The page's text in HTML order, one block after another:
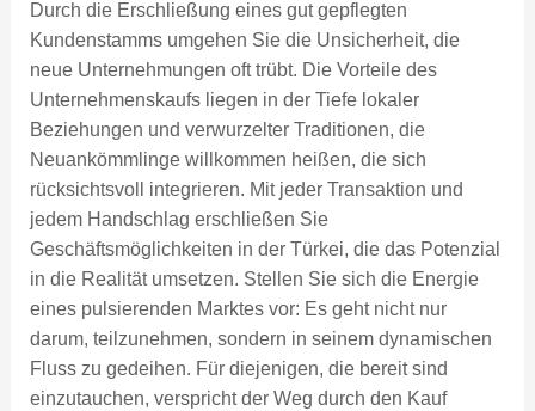
Durch die Erschließung eines gut gepflegten
Kundenstamms umgehen Sie die Unsicherheit, die
neue Unternehmungen oft trübt. Die Vorteile des
Unternehmenskaufs liegen in der Tiefe lokaler
Beziehungen und verwurzelter Traditionen, die
Neuankömmlinge willkommen heißen, die sich
rücksichtsvoll integrieren. Mit jeder Transaktion und
jedem Handschlag erschließen Sie
Geschäftsmöglichkeiten in der Türkei, die das Potenzial
in die Realität umsetzen. Stellen Sie sich die Energie
eines pulsierenden Marktes vor: Es geht nicht nur
darum, teilzunehmen, sondern in seinem dynamischen
Fluss zu gedeihen. Für diejenigen, die bereit sind
einzutauchen, verspricht der Weg durch den Kauf